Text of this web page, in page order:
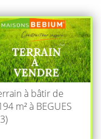
à bâtir de
m² à BEGUES